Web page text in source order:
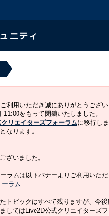
利用いただき誠にありがとうござい
をもって閉鎖いたしました。
リエイターズフォーラムに移行しま
なります。
ざいました。
ラムは以下バナーよりご利用いただ
トピックはすべて残りますが、今
してはLive2D公式クリエイターズフ